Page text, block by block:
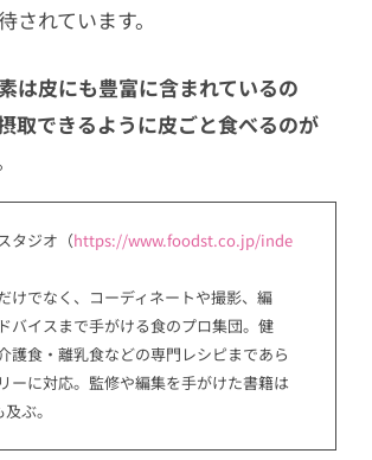
されています。
は皮にも豊富に含まれているの
取できるように皮ごと食べるのが
タジオ（https://www.foodst.co.jp/inde
けでなく、コーディネートや撮影、編
バイスまで手がける食のプロ集団。健
護食・離乳食などの専門レシピまであら
ーに対応。監修や編集を手がけた書籍は
ぶ。